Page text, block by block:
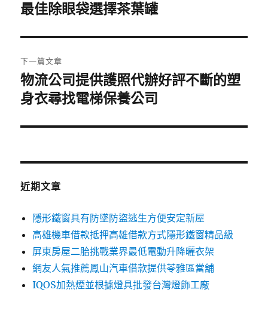
導
覽
一
文
章:
最佳除眼袋選擇茶葉罐
下一篇文章
下
一
文
物流公司提供護照代辦好評不斷的塑
身衣尋找電梯保養公司
近期文章
隱形鐵窗具有防墜防盜逃生方便安定新屋
高雄機車借款抵押高雄借款方式隱形鐵窗精品級
屏東房屋二胎挑戰業界最低電動升降曬衣架
網友人氣推薦鳳山汽車借款提供苓雅區當舖
IQOS加熱煙並根據燈具批發台灣燈飾工廠